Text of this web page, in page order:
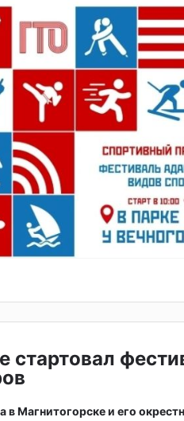
стартовал
в Магнитогорске и его